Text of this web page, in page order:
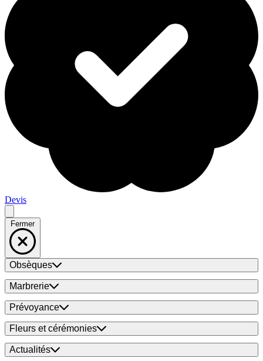
Devis
Fermer
Obsèques
Marbrerie
Prévoyance
Fleurs et cérémonies
Actualités